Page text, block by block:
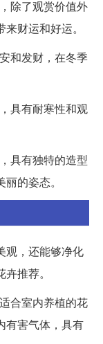
除了观赏价值外
财运和好运。
和发财，在冬季
具有耐寒性和观
具有独特的造型
的姿态。
观，还能够净化
推荐。
合室内养植的花
有害气体，具有